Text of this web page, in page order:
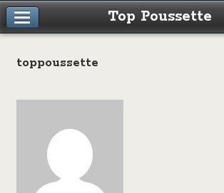
Top Poussette
toppoussette